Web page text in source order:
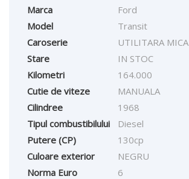
Marca
Ford
Model
Transit
Caroserie
UTILITARA MICA
Stare
IN STOC
Kilometri
164.000
Cutie de viteze
MANUALA
Cilindree
1968
Tipul combustibilului
Diesel
Putere (CP)
130cp
Culoare exterior
NEGRU
Norma Euro
6